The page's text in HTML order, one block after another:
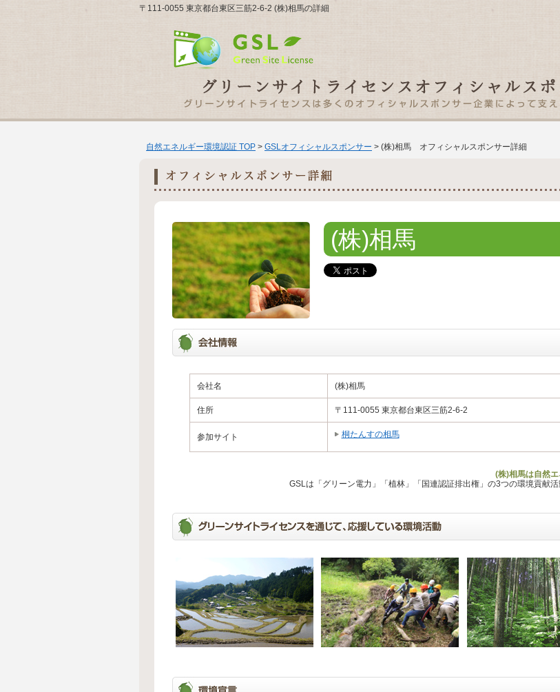
〒111-0055 東京都台東区三筋2-6-2 (株)相馬の詳細
自然エネルギー環境認証 TOP > GSLオフィシャルスポンサー > (株)相馬 オフィシャルスポンサー詳細
(株)相馬
会社名 (株)相馬
住所 〒111-0055 東京都台東区三筋2-6-2
参加サイト 桐たんすの相馬
(株)相馬は自然
GSLは「グリーン電力」「植林」「国連認証排出権」の3つの環境貢献